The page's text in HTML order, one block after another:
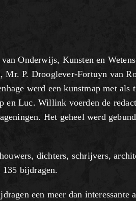
Onderwijs, Kunsten en
Mr. P. Drooglever-Fortuyn van
werd een kunstmap met als
en Luc. Willink voerden de
Het geheel werd
dichters, schrijvers,
135 bijdragen.
een meer dan interessante